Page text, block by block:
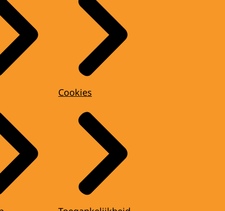
Cookies